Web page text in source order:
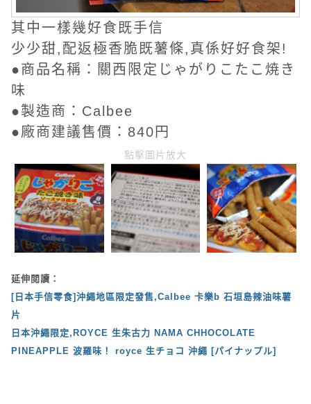
其中一樣幾好食既手信
少少甜,配返極香脆既薯條,真係好好食架!
●商品名稱：關西限定じゃがりこたこ焼き
味
●製造商：Calbee
●廠商建議售價：840円
點擊圖片放大
延伸閲讀：
[日本手信零食]沖繩地區限定發售,Calbee 卡樂b 石垣島辣油味薯
片
日本沖繩限定,ROYCE 生朱古力 NAMA CHHOCOLATE
PINEAPPLE 波羅味！ royce 生チョコ 沖繩 [パイナップル]